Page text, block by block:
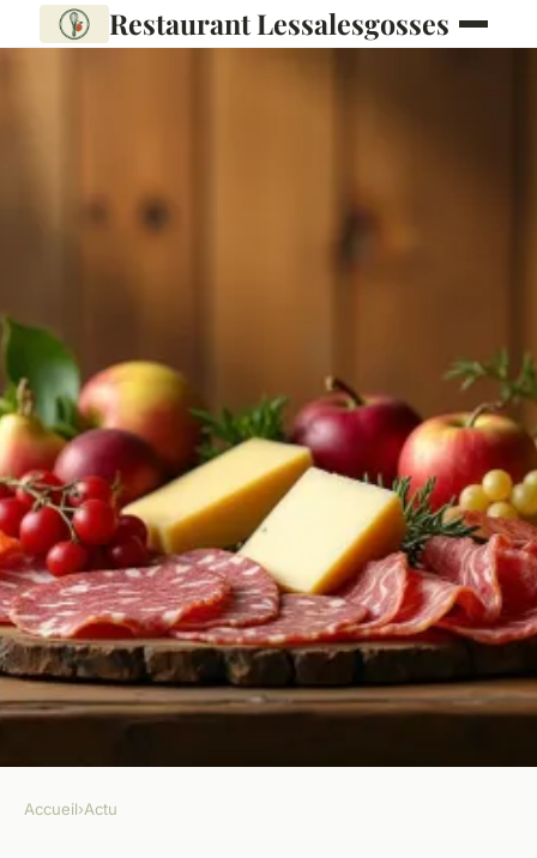
Restaurant Lessalesgosses
Accueil›Actu